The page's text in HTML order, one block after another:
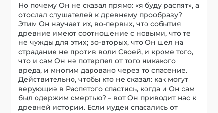
Но почему Он не сказал прямо: «я буду распят», а
отослал слушателей к древнему прообразу?
Этим Он научает их, во-первых, что события
древние имеют соотношение с новыми, что те
не чужды для этих; во-вторых, что Он шел на
страдание не против воли Своей, и кроме того,
что и сам Он не потерпел от того никакого
вреда, и многим даровано через то спасение.
Действительно, чтобы кто не сказал: как могут
верующие в Распятого спастись, когда и Он сам
был одержим смертью? – вот Он приводит нас к
древней истории. Если иудеи спасались от